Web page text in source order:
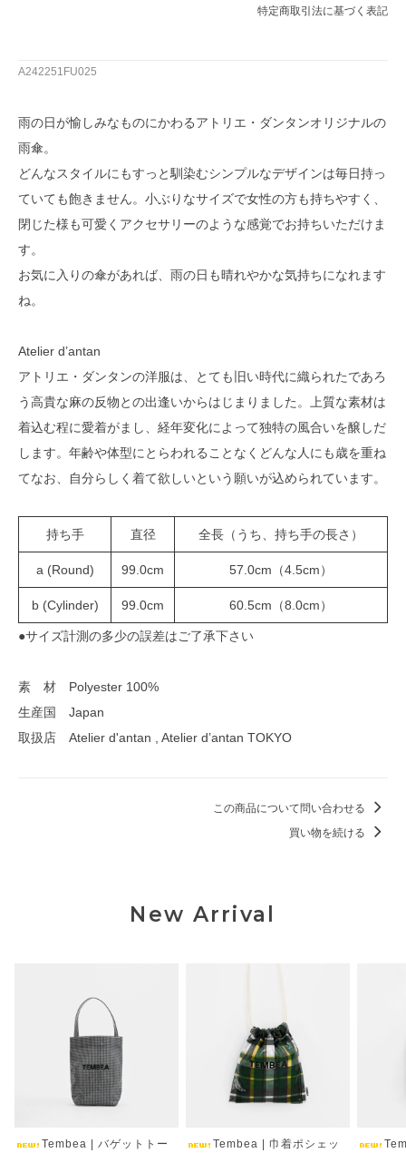
特定商取引法に基づく表記
A242251FU025
雨の日が愉しみなものにかわるアトリエ・ダンタンオリジナルの
雨傘。
どんなスタイルにもすっと馴染むシンプルなデザインは毎日持っ
ていても飽きません。小ぶりなサイズで女性の方も持ちやすく、
閉じた様も可愛くアクセサリーのような感覚でお持ちいただけま
す。
お気に入りの傘があれば、雨の日も晴れやかな気持ちになれます
ね。
Atelier d’antan
アトリエ・ダンタンの洋服は、とても旧い時代に織られたであろ
う高貴な麻の反物との出逢いからはじまりました。上質な素材は
着込む程に愛着がまし、経年変化によって独特の風合いを醸しだ
します。年齢や体型にとらわれることなくどんな人にも歳を重ね
てなお、自分らしく着て欲しいという願いが込められています。
持ち手 直径 全長（うち、持ち手の長さ）
a (Round) 99.0cm 57.0cm（4.5cm）
b (Cylinder) 99.0cm 60.5cm（8.0cm）
●サイズ計測の多少の誤差はご了承下さい
素 材 Polyester 100%
生産国 Japan
取扱店 Atelier d'antan , Atelier d’antan TOKYO
この商品について問い合わせる
買い物を続ける
New Arrival
Tembea | バゲットトー
Tembea | 巾着ポシェッ